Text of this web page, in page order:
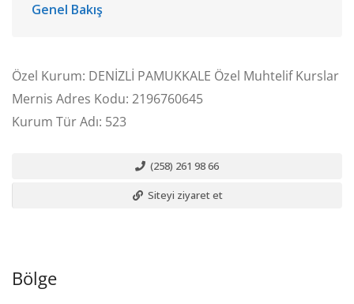
Genel Bakış
Özel Kurum: DENİZLİ PAMUKKALE Özel Muhtelif Kurslar
Mernis Adres Kodu: 2196760645
Kurum Tür Adı: 523
(258) 261 98 66
Siteyi ziyaret et
Bölge